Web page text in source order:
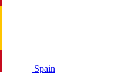
Spain